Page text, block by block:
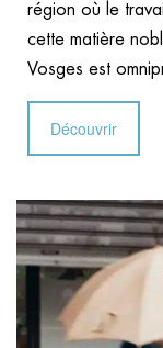
région où le
cette matière
Vosges est
Découvrir